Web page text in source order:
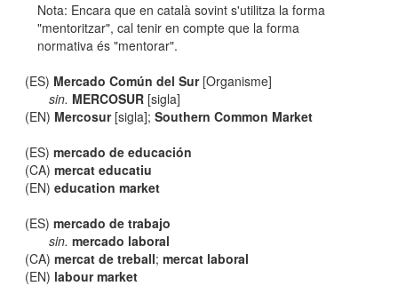
Nota: Encara que en català sovint s'utilitza la forma
"mentoritzar", cal tenir en compte que la forma
normativa és "mentorar".
(ES) Mercado Común del Sur[Organisme]
sin. MERCOSUR [sigla]
(EN) Mercosur [sigla];Southern Common Market
(ES)mercado de educación
(CA)mercat educatiu
(EN)education market
(ES)mercado de trabajo
sin. mercado laboral
(CA)mercat de treball;mercat laboral
(EN) labour market